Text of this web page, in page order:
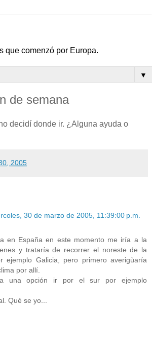
que comenzó por Europa.
▼
de semana
decidí donde ir. ¿Alguna ayuda o
2005
30 de marzo de 2005, 11:39:00 p.m.
en España en este momento me iría a la
y trataría de recorrer el noreste de la
ejemplo Galicia, pero primero averigùaría
por allí.
una opción ir por el sur por ejemplo
Qué se yo...